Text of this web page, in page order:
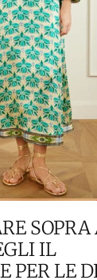
SOPRA
IL
PER LE